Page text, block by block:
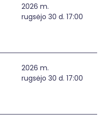
2026 m.
rugsėjo 30 d. 17:00
2026 m.
rugsėjo 30 d. 17:00